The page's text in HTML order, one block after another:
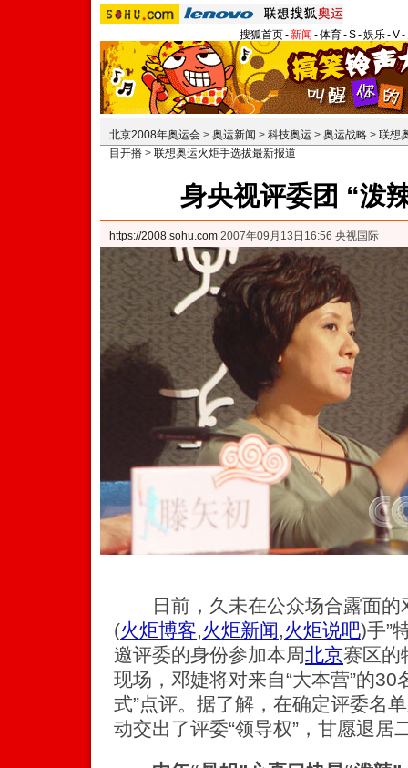
搜狐首页-新闻 -体育-S-娱乐-V-
北京2008年奥运会 > 奥运新闻 > 科技奥运 > 奥运战略 > 联想
目开播 > 联想奥运火炬手选拔最新报道
身央视评委团 “泼
https://2008.sohu.com 2007年09月13日16:56 央视国际
日前，久未在公众场合露面的
(火炬博客,火炬新闻,火炬说吧)手”
邀评委的身份参加本周北京赛区的
现场，邓婕将对来自“大本营”的30
式”点评。据了解，在确定评委名
动交出了评委“领导权”，甘愿退居